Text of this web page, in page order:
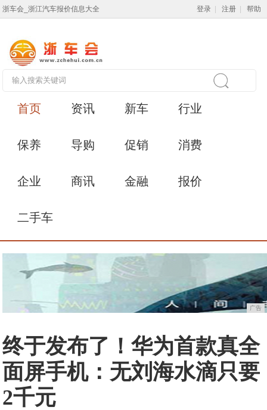
浙车会_浙江汽车报价信息大全 登录 注册 帮助
首页 资讯 新车 行业
保养 导购 促销 消费
企业 商讯 金融 报价
二手车
广告
终于发布了！华为首款真全
面屏手机：无刘海水滴只要
2千元